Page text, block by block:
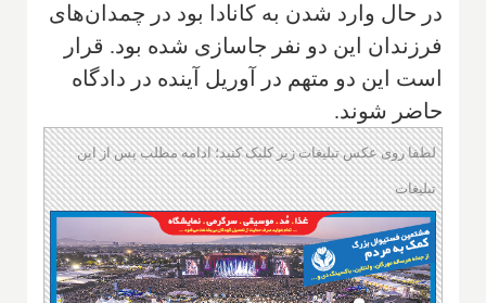
در حال وارد شدن به کانادا بود در چمدان‌های
فرزندان این دو نفر جاسازی شده بود. قرار
است این دو متهم در آوریل آینده در دادگاه
حاضر شوند.
لطفا روی عکس تبلیغات زیر کلیک کنید؛ ادامه مطلب پس از این
تبلیغات